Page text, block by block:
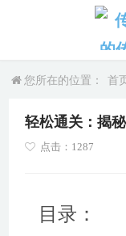
您所在的位置： 首
轻松通关：揭
点击：1287
目录：